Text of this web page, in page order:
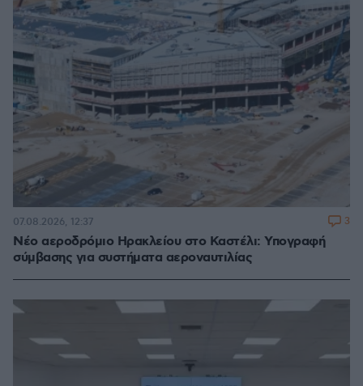
Νέο αεροδρόμιο Ηρακλείου στο Καστέλι: Υπογραφή
σύμβασης για συστήματα αεροναυτιλίας
07.08.2026, 12:37 3